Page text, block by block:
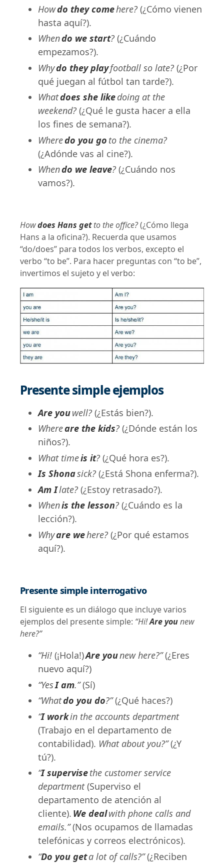
Howdo they comehere? (¿Cómo vienen
hasta aquí?).
Whendo we start? (¿Cuándo
empezamos?).
Whydo they playfootball so late? (¿Por
qué juegan al fútbol tan tarde?).
Whatdoes she likedoing at the
weekend? (¿Qué le gusta hacer a ella
los fines de semana?).
Wheredo you go to the cinema?
(¿Adónde vas al cine?).
Whendo we leave? (¿Cuándo nos
vamos?).
Howdoes Hans getto the office?(¿Cómo llega
Hans a la oficina?). Recuerda que usamos
“do/does” para todos los verbos, excepto el
verbo “to be”. Para hacer preguntas con “to be”,
invertimos el sujeto y el verbo:
Presente simple ejemplos
Are youwell? (¿Estás bien?).
Whereare the kids? (¿Dónde están los
niños?).
What timeis it? (¿Qué hora es?).
Is Shonasick? (¿Está Shona enferma?).
Am Ilate? (¿Estoy retrasado?).
Whenis the lesson? (¿Cuándo es la
lección?).
Whyare wehere? (¿Por qué estamos
aquí?).
Presente simple interrogativo
El siguiente es un diálogo que incluye varios
ejemplos del presente simple: “Hi!Are younew
here?”
“Hi! (¡Hola!)Are younew here?”(¿Eres
nuevo aquí?)
“YesI am.”(Sí)
“Whatdo you do?”(¿Qué haces?)
“I workin the accounts department
(Trabajo en el departamento de
contabilidad). What about you?”(¿Y
tú?).
“I supervisethe customer service
department(Superviso el
departamento de atención al
cliente). We dealwith phone calls and
emails.”(Nos ocupamos de llamadas
telefónicas y correos electrónicos).
“Do you geta lot of calls?”(¿Reciben